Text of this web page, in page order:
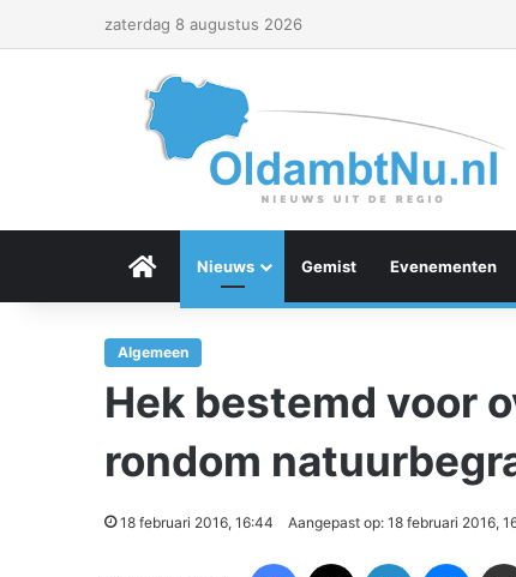
zaterdag 8 augustus 2026
Menu Item
Nieuws Gemist Evenementen
Algemeen
Hek bestemd voor
rondom
18 februari 2016, 16:44 Aangepast op: 18 februari 2016,